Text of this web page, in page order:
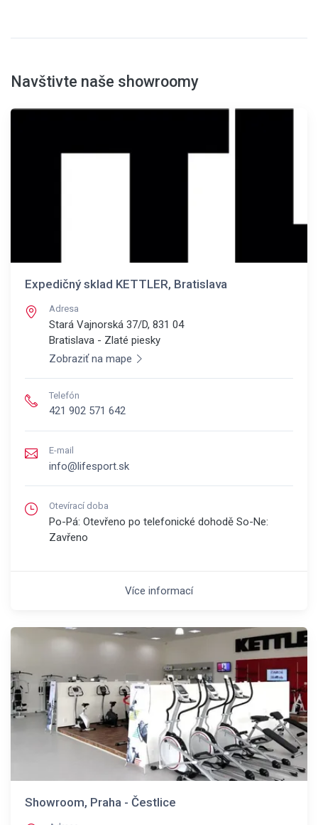
Navštivte naše showroomy
Expedičný sklad KETTLER, Bratislava
Adresa
Stará Vajnorská 37/D, 831 04
Bratislava - Zlaté piesky
Zobraziť na mape
Telefón
421 902 571 642
E-mail
info@lifesport.sk
Otevírací doba
Po-Pá: Otevřeno po telefonické dohodě So-Ne:
Zavřeno
Více informací
Showroom, Praha - Čestlice